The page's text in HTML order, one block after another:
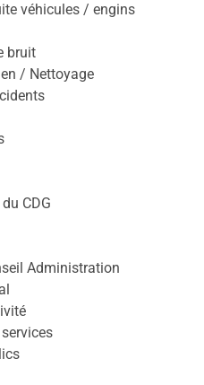
véhicules / engins
bruit
/ Nettoyage
CDG
Administration